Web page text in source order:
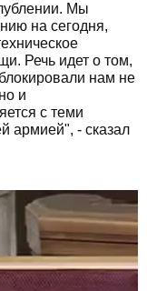
Мы
на сегодня,
Речь идет о том,
нам не
и
с теми
армией", - сказал